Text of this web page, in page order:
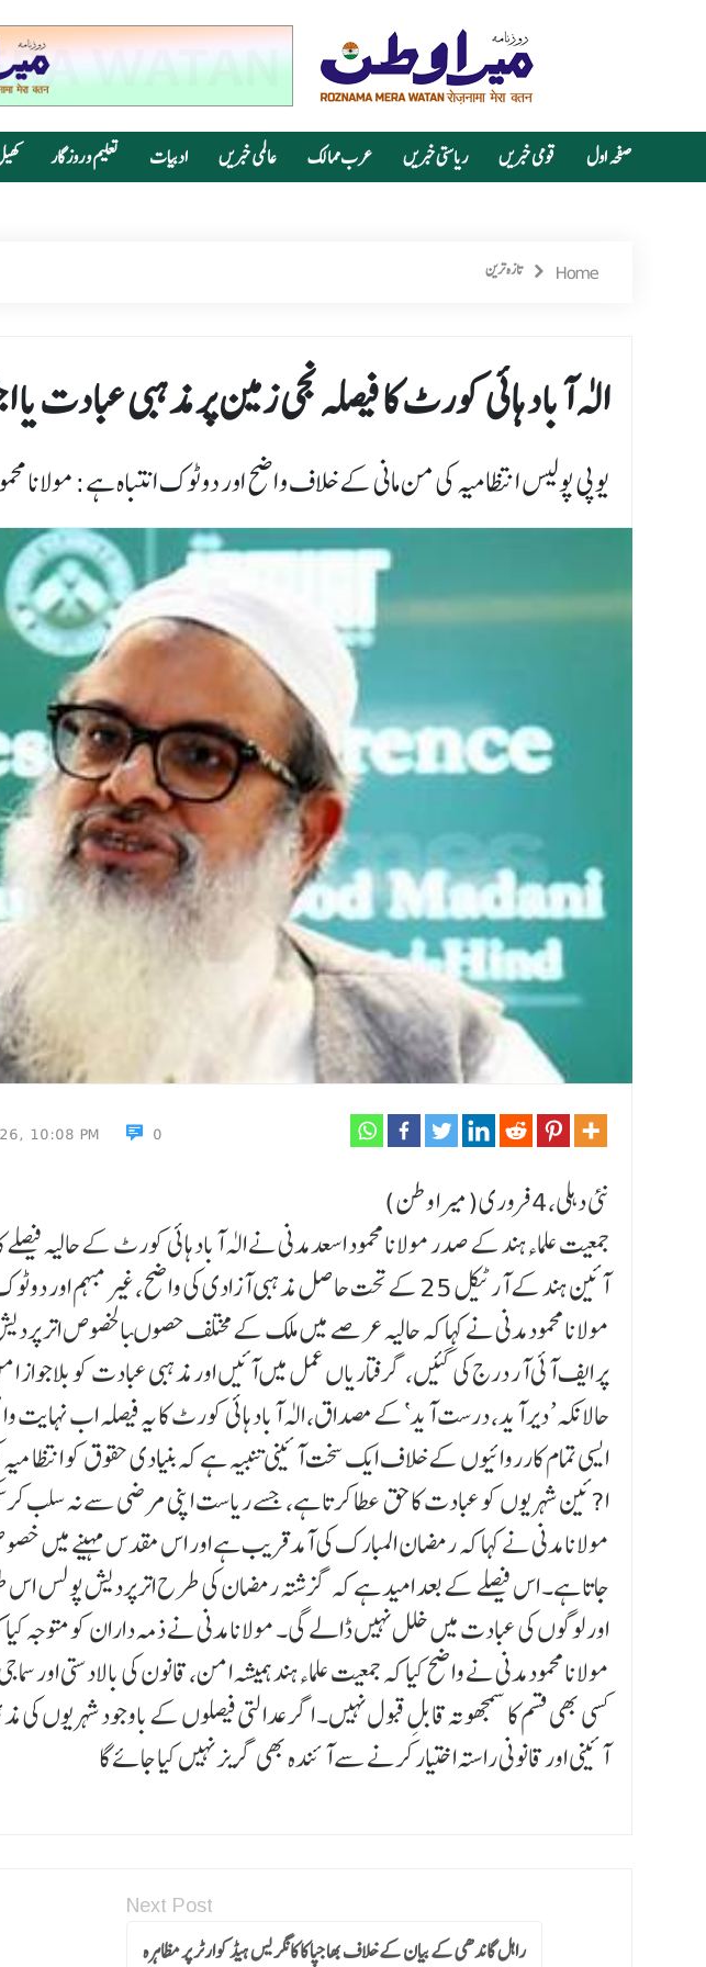
صفحہ اول قومی خبریں ریاستی خبریں عرب ممالک عالمی خبریں ادبیات تعلیم و روزگار
Home تازہ ترین
الٰہ آباد ہائی کورٹ کا فیصلہ نجی زمین پر مذہبی عبادت یا
یوپی پولیس انتظامیہ کی من مانی کے خلاف واضح اور دوٹوک انتباہ ہے: مولانا
10:08 PM 0
نئی دہلی،4 فروری(میرا وطن)
جمعیت علماءہند کے صدر مولانا محمود اسعد مدنی نے الٰہ آباد ہائی کورٹ کے حالیہ
آئین ہند کے آرٹیکل 25 کے تحت حاصل مذہبی آزادی کی واضح، غیر مبہم اور دوٹوک توثیق ہے۔
مولانا محمود مدنی نے کہا کہ حالیہ عرصے میں ملک کے مختلف حصوںبالخصوص اتر
پر ایف آئی آر درج کی گئیں، گرفتاریاں عمل میں آئیں اور مذہبی عبادت کو بلاجواز امن
حالانکہ’ دیر آید، درست آید‘کے مصداق، الٰہ آباد ہائی کورٹ کا یہ فیصلہ اب نہایت
ایسی تمام کارروائیوں کے خلاف ایک سخت آئینی تنبیہ ہے کہ بنیادی حقوق کو انتظا
ا?ئین شہریوں کو عبادت کا حق عطا کرتا ہے، جسے ریاست اپنی مرضی سے نہ سلب کر
مولانا مدنی نے کہا کہ رمضان المبارک کی آمد قریب ہے اور اس مقدس مہینے میں
جاتا ہے۔ اس فیصلے کے بعد امید ہے کہ گزشتہ رمضان کی طرح اترپردیش پولس اس
اور لوگوں کی عبادت میں خلل نہیں ڈالے گی۔ مولانا مدنی نے ذمہ داران کو متوجہ کیا
مولانا محمود مدنی نے واضح کیا کہ جمعیت علماءہند ہمیشہ امن، قانون کی بالادستی اور
کسی بھی قسم کا سمجھوتہ قابلِ قبول نہیں۔ اگر عدالتی فیصلوں کے باوجود شہریوں کی
آئینی اور قانونی راستہ اختیار کرنے سے آئندہ بھی گریز نہیں کیا جائے گا
Next Post
راہل گاندھی کے بیان کے خلاف بھاجپا کا کانگریس ہیڈکوارٹر پر مظاہرہ